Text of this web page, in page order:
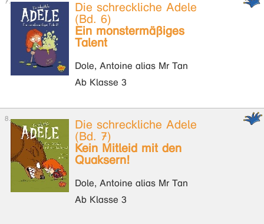
Die schreckliche Adele
(Bd. 6)
Ein monstermäßiges
Talent
Dole, Antoine alias Mr Tan
Ab Klasse 3
Die schreckliche Adele
(Bd. 7)
Kein Mitleid mit den
Quaksern!
Dole, Antoine alias Mr Tan
Ab Klasse 3